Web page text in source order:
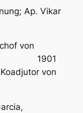
Ap. Vikar
von
von